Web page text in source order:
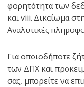
φορητότητα των
και viii. Δικαίωμα
Αναλυτικές
Για οποιοδήποτε
των ΔΠΧ και
σας, μπορείτε να